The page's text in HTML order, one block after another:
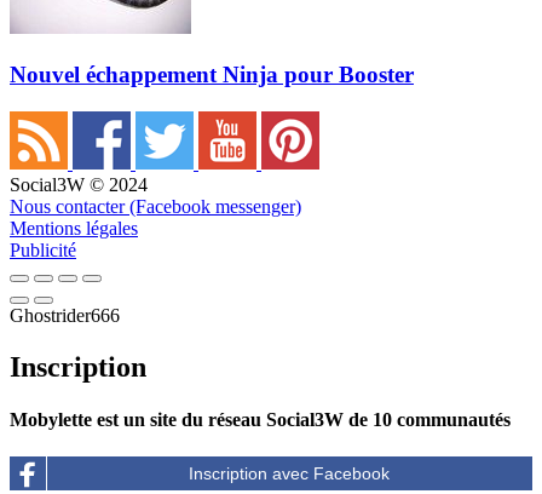
Nouvel échappement Ninja pour Booster
Social3W © 2024
Nous contacter (Facebook messenger)
Mentions légales
Publicité
Ghostrider666
Inscription
Mobylette est un site du réseau Social3W de 10 communautés